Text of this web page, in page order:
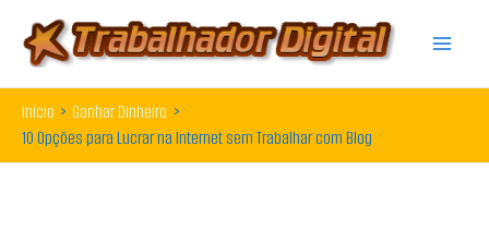
para
o
conteúdo
Início
Ganhar Dinheiro
10 Opções para Lucrar na Internet sem Trabalhar com Blog